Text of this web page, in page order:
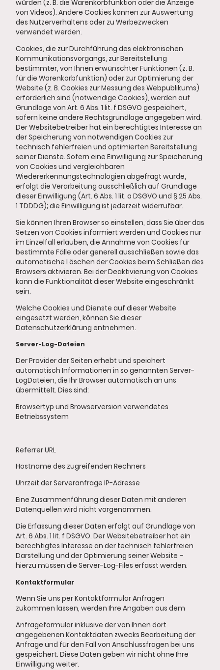
würden (z. B. die Warenkorbfunktion oder die Anzeige
von Videos). Andere Cookies können zur Auswertung
des Nutzerverhaltens oder zu Werbezwecken
verwendet werden.
Cookies, die zur Durchführung des elektronischen
Kommunikationsvorgangs, zur Bereitstellung
bestimmter, von Ihnen erwünschter Funktionen (z. B.
für die Warenkorbfunktion) oder zur Optimierung der
Website (z. B. Cookies zur Messung des Webpublikums)
erforderlich sind (notwendige Cookies), werden auf
Grundlage von Art. 6 Abs. 1 lit. f DSGVO gespeichert,
sofern keine andere Rechtsgrundlage angegeben wird.
Der Websitebetreiber hat ein berechtigtes Interesse an
der Speicherung von notwendigen Cookies zur
technisch fehlerfreien und optimierten Bereitstellung
seiner Dienste. Sofern eine Einwilligung zur Speicherung
von Cookies und vergleichbaren
Wiedererkennungstechnologien abgefragt wurde,
erfolgt die Verarbeitung ausschließlich auf Grundlage
dieser Einwilligung (Art. 6 Abs. 1 lit. a DSGVO und § 25 Abs.
1 TDDDG); die Einwilligung ist jederzeit widerrufbar.
Sie können Ihren Browser so einstellen, dass Sie über das
Setzen von Cookies informiert werden und Cookies nur
im Einzelfall erlauben, die Annahme von Cookies für
bestimmte Fälle oder generell ausschließen sowie das
automatische Löschen der Cookies beim Schließen des
Browsers aktivieren. Bei der Deaktivierung von Cookies
kann die Funktionalität dieser Website eingeschränkt
sein.
Welche Cookies und Dienste auf dieser Website
eingesetzt werden, können Sie dieser
Datenschutzerklärung entnehmen.
Server-Log-Dateien
Der Provider der Seiten erhebt und speichert
automatisch Informationen in so genannten Server-
LogDateien, die Ihr Browser automatisch an uns
übermittelt. Dies sind:
Browsertyp und Browserversion verwendetes
Betriebssystem
Referrer URL
Hostname des zugreifenden Rechners
Uhrzeit der Serveranfrage IP-Adresse
Eine Zusammenführung dieser Daten mit anderen
Datenquellen wird nicht vorgenommen.
Die Erfassung dieser Daten erfolgt auf Grundlage von
Art. 6 Abs. 1 lit. f DSGVO. Der Websitebetreiber hat ein
berechtigtes Interesse an der technisch fehlerfreien
Darstellung und der Optimierung seiner Website –
hierzu müssen die Server-Log-Files erfasst werden.
Kontaktformular
Wenn Sie uns per Kontaktformular Anfragen
zukommen lassen, werden Ihre Angaben aus dem
Anfrageformular inklusive der von Ihnen dort
angegebenen Kontaktdaten zwecks Bearbeitung der
Anfrage und für den Fall von Anschlussfragen bei uns
gespeichert. Diese Daten geben wir nicht ohne Ihre
Einwilligung weiter.